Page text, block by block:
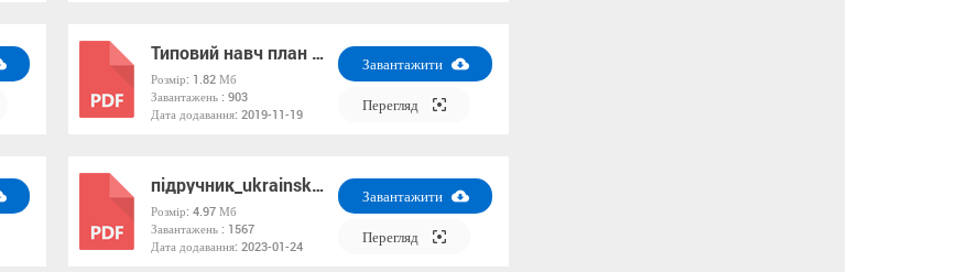
PDF
Типовий навч план спецшкіл
Розмір: 1.82 Мб
Завантажень : 903
Дата додавання: 2019-11-19
Завантажити
Перегляд
PDF
підручник_ukrainska_mova_2_visotska
Розмір: 4.97 Мб
Завантажень : 1567
Дата додавання: 2023-01-24
Завантажити
Перегляд